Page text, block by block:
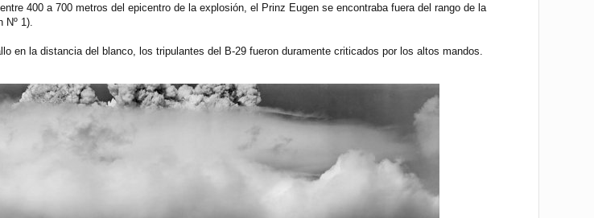
400 a 700 metros del epicentro de la explosión, el Prinz Eugen se encontraba fuera del rango de la
Nº 1).
en la distancia del blanco, los tripulantes del B-29 fueron duramente criticados por los altos mandos.